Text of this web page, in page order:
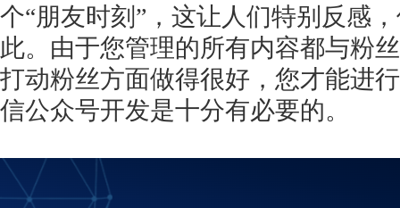
个“朋友时刻”，这让人们特别反感
此。由于您管理的所有内容都与粉
打动粉丝方面做得很好，您才能进
信公众号开发是十分有必要的。